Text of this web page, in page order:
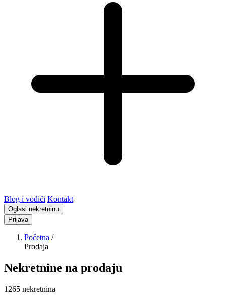
Blog i vodiči Kontakt
Oglasi nekretninu
Prijava
Početna /
Prodaja
Nekretnine na prodaju
1265 nekretnina